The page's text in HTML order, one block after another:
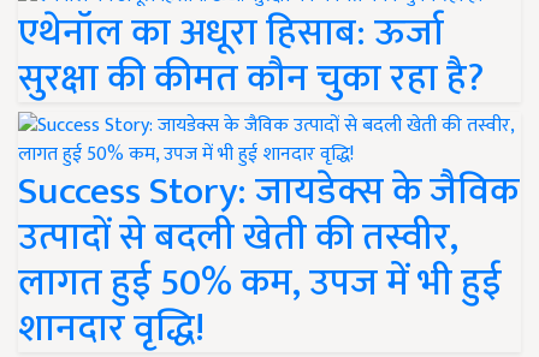
एथेनॉल का अधूरा हिसाब: ऊर्जा
सुरक्षा की कीमत कौन चुका रहा है?
Success Story: जायडेक्स के जैविक
उत्पादों से बदली खेती की तस्वीर,
लागत हुई 50% कम, उपज में भी हुई
शानदार वृद्धि!